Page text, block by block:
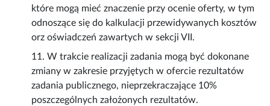
które mogą mieć znaczenie przy ocenie oferty, w tym
odnoszące się do kalkulacji przewidywanych kosztów
orz oświadczeń zawartych w sekcji VII.
11. W trakcie realizacji zadania mogą być dokonane
zmiany w zakresie przyjętych w ofercie rezultatów
zadania publicznego, nieprzekraczające 10%
poszczególnych założonych rezultatów.